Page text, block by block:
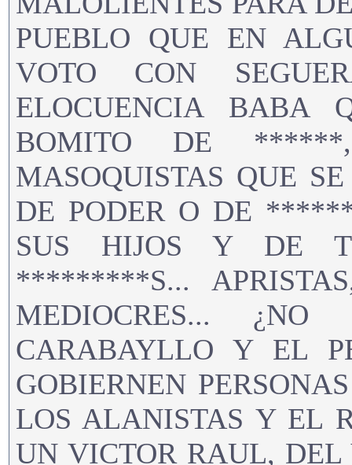
PUEBLO QUE EN
VOTO CON
ELOCUENCIA BABA
BOMITO DE
MASOQUISTAS QUE
DE PODER O DE
SUS HIJOS Y DE
*********S...
MEDIOCRES...
CARABAYLLO Y EL
GOBIERNEN
LOS ALANISTAS Y EL
UN VICTOR RAUL, DEL